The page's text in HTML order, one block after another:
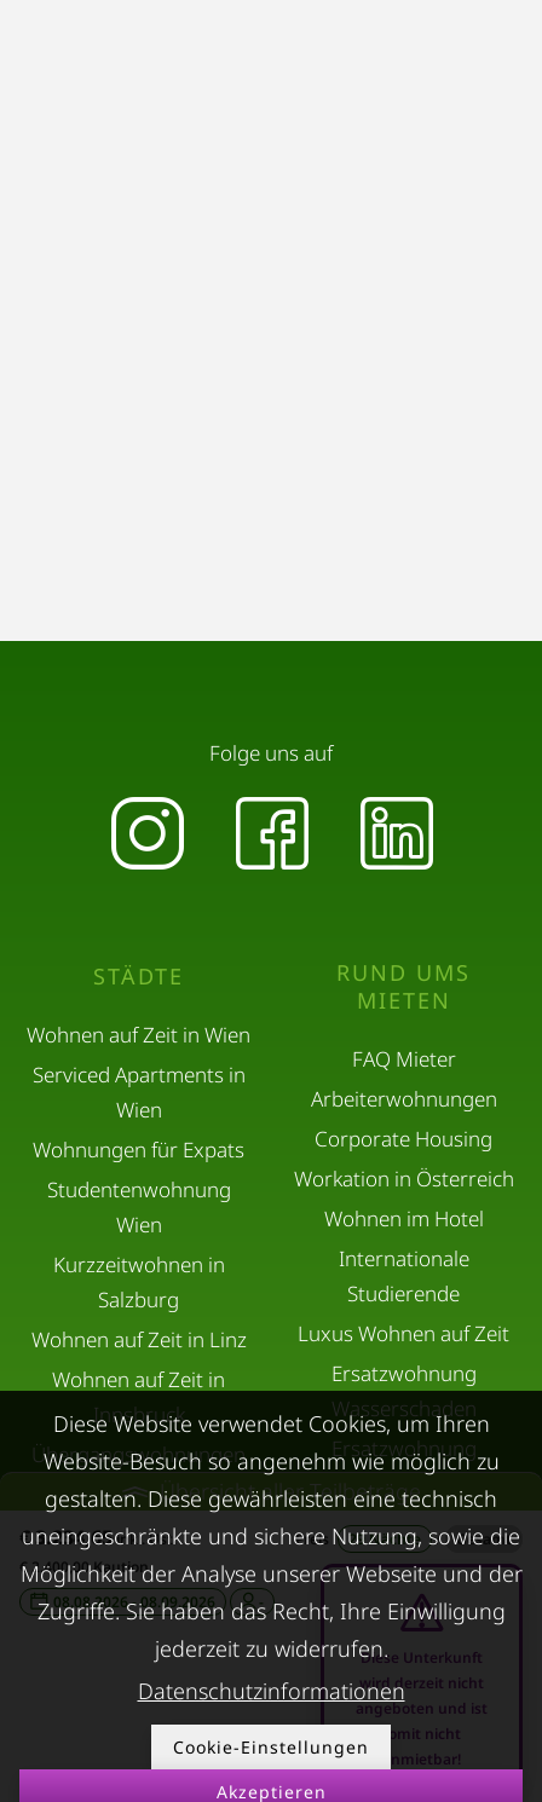
Übersicht aller Teilbeträge
€ 3.234,65inkl. Ust. Preis 29 Nächte / Gesamt
€ 2.400,00 Kaution
08.08.2026 - 08.09.2026
-
Diese Unterkunft
wird derzeit nicht
angeboten und ist
somit nicht
anmietbar!
STÄDTE
Wohnen auf Zeit in Wien
Serviced Apartments in
Wien
Wohnungen für Expats
Studentenwohnung
Wien
Kurzzeitwohnen in
Salzburg
Wohnen auf Zeit in Linz
Wohnen auf Zeit in
Innsbruck
Übergangswohnungen
in Graz
Wohnen auf Zeit in
Villach
Wohnen auf Zeit in Wels
Kurzzeitmiete Klagenfurt
Wohnen auf Zeit
Dornbirn
Kurzzeitmiete
RUND UMS
MIETEN
FAQ Mieter
Arbeiterwohnungen
Corporate Housing
Workation in Österreich
Wohnen im Hotel
Internationale
Studierende
Luxus Wohnen auf Zeit
Ersatzwohnung
Wasserschaden
Ersatzwohnung
Sanierung
Ersatzwohnung bei
Schimmel
Trennungswohnung
Filmförderung
Österreich
Folge uns auf
Diese Website verwendet Cookies, um Ihren
Website-Besuch so angenehm wie möglich zu
gestalten. Diese gewährleisten eine technisch
uneingeschränkte und sichere Nutzung, sowie die
Möglichkeit der Analyse unserer Webseite und der
Zugriffe. Sie haben das Recht, Ihre Einwilligung
jederzeit zu widerrufen.
Datenschutzinformationen
Cookie-Einstellungen
Akzeptieren